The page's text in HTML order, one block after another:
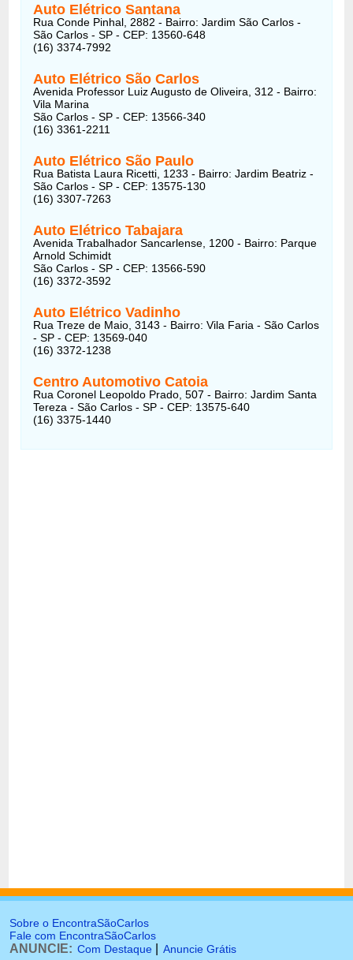
Auto Elétrico Santana
Rua Conde Pinhal, 2882 - Bairro: Jardim São Carlos -
São Carlos - SP - CEP: 13560-648
(16) 3374-7992
Auto Elétrico São Carlos
Avenida Professor Luiz Augusto de Oliveira, 312 - Bairro:
Vila Marina
São Carlos - SP - CEP: 13566-340
(16) 3361-2211
Auto Elétrico São Paulo
Rua Batista Laura Ricetti, 1233 - Bairro: Jardim Beatriz -
São Carlos - SP - CEP: 13575-130
(16) 3307-7263
Auto Elétrico Tabajara
Avenida Trabalhador Sancarlense, 1200 - Bairro: Parque
Arnold Schimidt
São Carlos - SP - CEP: 13566-590
(16) 3372-3592
Auto Elétrico Vadinho
Rua Treze de Maio, 3143 - Bairro: Vila Faria - São Carlos
- SP - CEP: 13569-040
(16) 3372-1238
Centro Automotivo Catoia
Rua Coronel Leopoldo Prado, 507 - Bairro: Jardim Santa
Tereza - São Carlos - SP - CEP: 13575-640
(16) 3375-1440
Sobre o EncontraSãoCarlos
Fale com EncontraSãoCarlos
ANUNCIE: Com Destaque Anuncie Grátis